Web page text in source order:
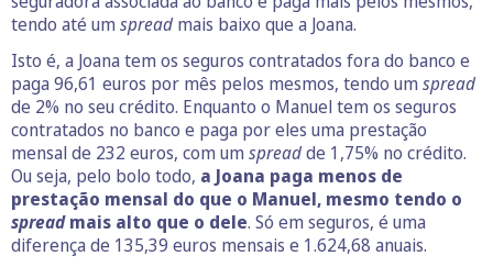
tendo até um spread mais baixo que a Joana.
Isto é, a Joana tem os seguros contratados fora do banco e
paga 96,61 euros por mês pelos mesmos, tendo um spread
de 2% no seu crédito. Enquanto o Manuel tem os seguros
contratados no banco e paga por eles uma prestação
mensal de 232 euros, com um spreadde 1,75% no crédito.
Ou seja, pelo bolo todo, a Joana paga menos de
prestação mensal do que o Manuel, mesmo tendo o
spreadmais alto que o dele. Só em seguros, é uma
diferença de 135,39 euros mensais e 1.624,68 anuais.